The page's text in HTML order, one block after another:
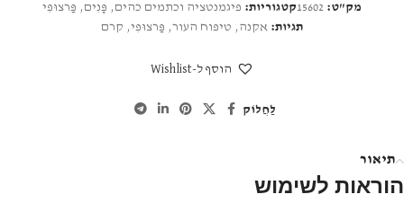
מק"ט: 15602קטגוריות: פיגמנטציה וכתמים כהים , פָּנִים , פַּרצוּפִי
תגיות: אקנה , טיפוח העור, פַּרצוּפִי, קרם
הוסף ל-Wishlist
לַחֲלוֹק
תיאור
הוראות לשימוש